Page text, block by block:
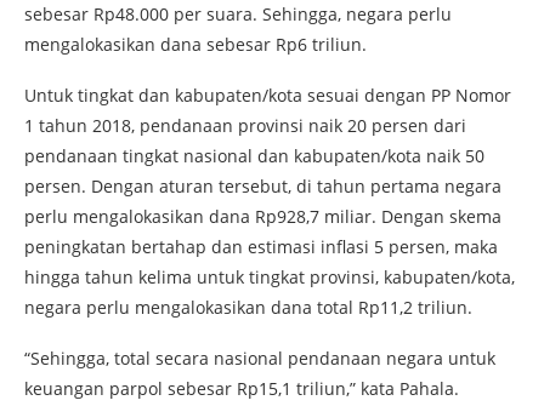
sebesar Rp48.000 per suara. Sehingga, negara perlu
mengalokasikan dana sebesar Rp6 triliun.
Untuk tingkat dan kabupaten/kota sesuai dengan PP Nomor
1 tahun 2018, pendanaan provinsi naik 20 persen dari
pendanaan tingkat nasional dan kabupaten/kota naik 50
persen. Dengan aturan tersebut, di tahun pertama negara
perlu mengalokasikan dana Rp928,7 miliar. Dengan skema
peningkatan bertahap dan estimasi inflasi 5 persen, maka
hingga tahun kelima untuk tingkat provinsi, kabupaten/kota,
negara perlu mengalokasikan dana total Rp11,2 triliun.
“Sehingga, total secara nasional pendanaan negara untuk
keuangan parpol sebesar Rp15,1 triliun,” kata Pahala.